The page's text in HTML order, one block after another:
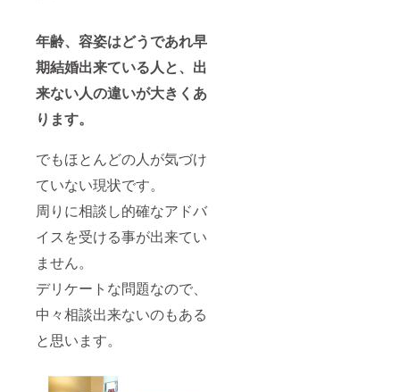
年齢、容姿はどうであれ早
期結婚出来ている人と、出
来ない人の違いが大きくあ
ります。
でもほとんどの人が気づけ
ていない現状です。
周りに相談し的確なアドバ
イスを受ける事が出来てい
ません。
デリケートな問題なので、
中々相談出来ないのもある
と思います。